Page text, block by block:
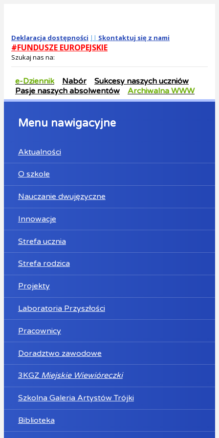
Deklaracja dostępności || Skontaktuj się z nami
#FUNDUSZE EUROPEJSKIE
Szukaj nas na:
e-Dziennik Nabór
Sukcesy naszych uczniów
Pasje naszych absolwentów
Archiwalna WWW
Menu nawigacyjne
Aktualności
O szkole
Nauczanie dwujęzyczne
Innowacje
Strefa ucznia
Strefa rodzica
Projekty
Laboratoria Przyszłości
Pracownicy
Doradztwo zawodowe
3KGZ Miejskie Wiewióreczki
Szkolna Galeria Artystów Trójki
Biblioteka